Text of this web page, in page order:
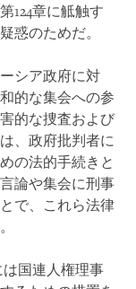
124章に觝触す
惑のためだ。
シア政府に対
的な集会への参
的な捜査および
、政府批判者に
の法的手続きと
論や集会に刑事
で、これら法律
は国連人権理事